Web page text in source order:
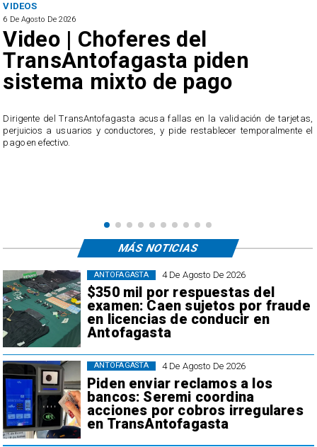
VIDEOS
6 De Agosto De 2026
Video | Choferes del
TransAntofagasta piden
sistema mixto de pago
​Dirigente del TransAntofagasta acusa fallas en la validación de tarjetas,
perjuicios a usuarios y conductores, y pide restablecer temporalmente el
pago en efectivo.
4 De Agosto De 2026
$350 mil por respuestas del
examen: Caen sujetos por fraude
en licencias de conducir en
Antofagasta
ANTOFAGASTA
4 De Agosto De 2026
Piden enviar reclamos a los
bancos: Seremi coordina
acciones por cobros irregulares
en TransAntofagasta
ANTOFAGASTA
MÁS NOTICIAS